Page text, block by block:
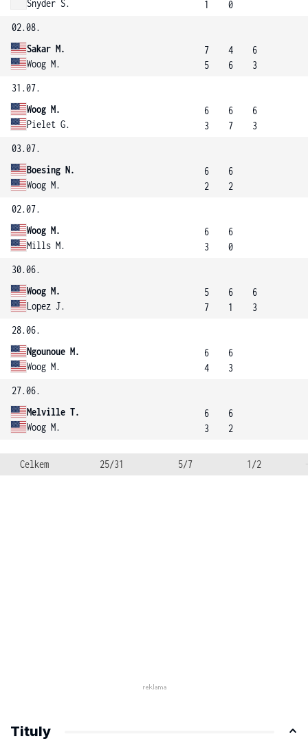
Snyder S.
1
0
02.08.
Sakar M.
Woog M.
7
5
4
6
6
3
31.07.
Woog M.
Pielet G.
6
3
6
7
6
3
03.07.
Boesing N.
Woog M.
6
2
6
2
02.07.
Woog M.
Mills M.
6
3
6
0
30.06.
Woog M.
Lopez J.
5
7
6
1
6
3
28.06.
Ngounoue M.
Woog M.
6
4
6
3
27.06.
Melville T.
Woog M.
6
3
6
2
Celkem 25/31 5/7 1/2
Tituly